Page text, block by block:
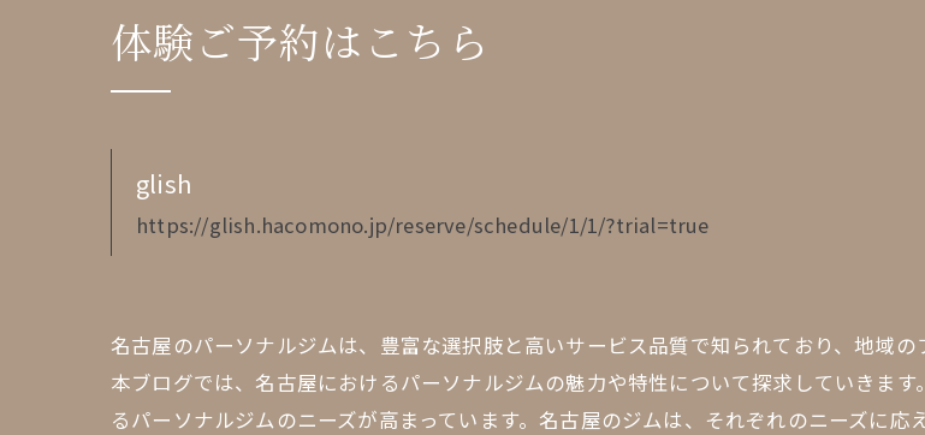
体験ご予約はこちら
glish
https://glish.hacomono.jp/reserve/schedule/1/1/?trial=true
名古屋のパーソナルジムは、豊富な選択肢と高いサービス品質で知られており、地域
本ブログでは、名古屋におけるパーソナルジムの魅力や特性について探求していきま
るパーソナルジムのニーズが高まっています。名古屋のジムは、それぞれのニーズに